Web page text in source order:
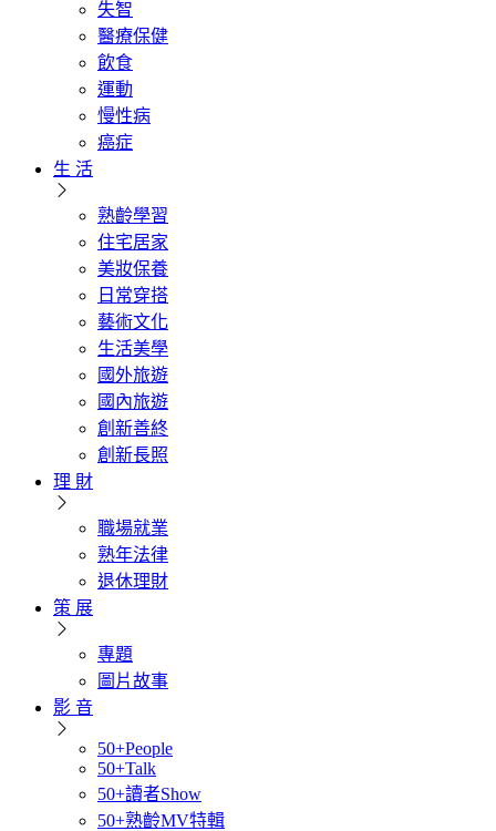
失智
醫療保健
飲食
運動
慢性病
癌症
生 活
熟齡學習
住宅居家
美妝保養
日常穿搭
藝術文化
生活美學
國外旅遊
國內旅遊
創新善終
創新長照
理 財
職場就業
熟年法律
退休理財
策 展
專題
圖片故事
影 音
50+People
50+Talk
50+讀者Show
50+熟齡MV特輯